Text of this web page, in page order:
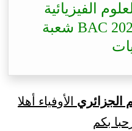
الفيزيائية
بكالوريا 2021 – BAC 2021 شعبة
الجزائري الأوفياء أهلا
بكم